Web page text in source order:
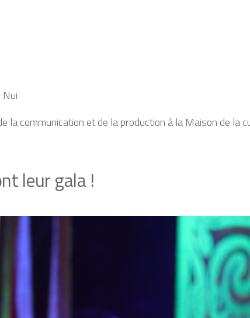
Nui
la communication et de la production à la Maison de la
leur gala !